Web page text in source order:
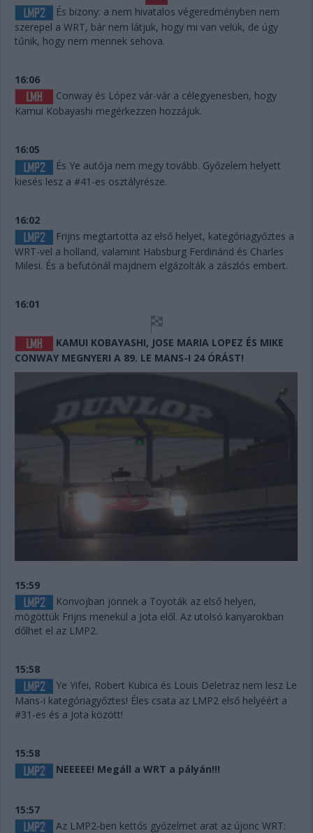
És bizony: a nem hivatalos végeredményben nem
szerepel a WRT, bár nem látjuk, hogy mi van velük, de úgy
tűnik, hogy nem mennek sehova.
16:06
Conway és López vár-vár a célegyenesben, hogy
Kamui Kobayashi megérkezzen hozzájuk.
16:05
És Ye autója nem megy tovább. Győzelem helyett
kiesés lesz a #41-es osztályrésze.
16:02
Frijns megtartotta az első helyet, kategóriagyőztes a
WRT-vel a holland, valamint Habsburg Ferdinánd és Charles
Milesi. És a befutónál majdnem elgázolták a zászlós embert.
16:01
KAMUI KOBAYASHI, JOSE MARIA LOPEZ ÉS MIKE
CONWAY MEGNYERI A 89. LE MANS-I 24 ÓRÁST!
15:59
Konvojban jönnek a Toyoták az első helyen,
mögöttük Frijns menekül a Jota elől. Az utolsó kanyarokban
dőlhet el az LMP2.
15:58
Ye Yifei, Robert Kubica és Louis Deletraz nem lesz Le
Mans-i kategóriagyőztes! Éles csata az LMP2 első helyéért a
#31-es és a Jota között!
15:58
NEEEEE! Megáll a WRT a pályán!!!
15:57
Az LMP2-ben kettős győzelmet arat az újonc WRT: